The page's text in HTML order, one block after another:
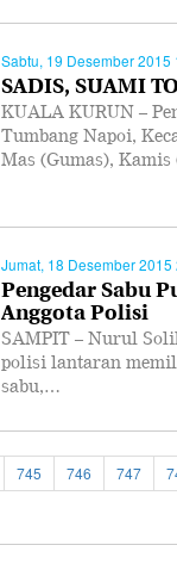
Sabtu, 19 Desember 2015
SADIS, SUAMI
KUALA KURUN –
Tumbang Napoi,
Mas (Gumas),
Jumat, 18 Desember 2015
Pengedar Sabu
Anggota Polisi
SAMPIT – Nurul
polisi lantaran
sabu,…
745 746 747